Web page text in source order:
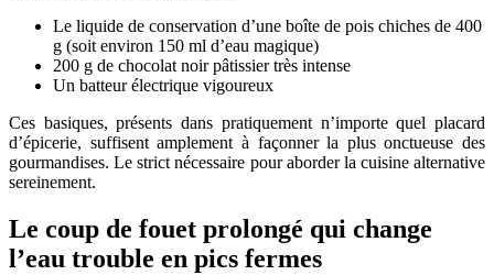
Le liquide de conservation d’une boîte de pois chiches de 400
g (soit environ 150 ml d’eau magique)
200 g de chocolat noir pâtissier très intense
Un batteur électrique vigoureux
Ces basiques, présents dans pratiquement n’importe quel placard
d’épicerie, suffisent amplement à façonner la plus onctueuse des
gourmandises. Le strict nécessaire pour aborder la cuisine alternative
sereinement.
Le coup de fouet prolongé qui change
l’eau trouble en pics fermes